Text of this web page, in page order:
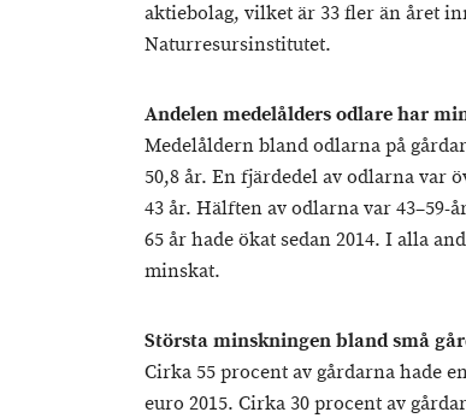
aktiebolag, vilket är 33 fler än året
Naturresursinstitutet.
Andelen medelålders odlare har
Medelåldern bland odlarna på
50,8 år. En fjärdedel av odlarna var
43 år. Hälften av odlarna var
65 år hade ökat sedan 2014. I alla
minskat.
Största minskningen bland små
Cirka 55 procent av gårdarna hade
euro 2015. Cirka 30 procent av